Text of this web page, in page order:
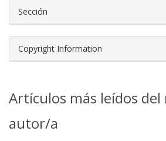
Sección
Copyright Information
Artículos más leídos del
autor/a